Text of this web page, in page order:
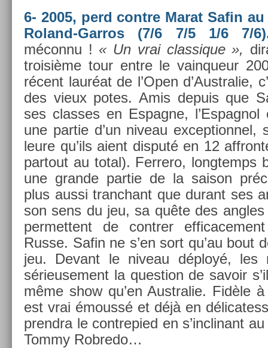
6- 2005, perd con­tre Marat Safin
Roland-Garros (7/6 7/5 1/6 7/
méconnu ! « Un vrai clas­sique »,
troisiè­me tour entre le vain­queur
récent lauréat de l’Open d’Australie,
des vieux potes. Amis de­puis que
ses clas­ses en Es­pagne,
une par­tie d’un niveau
leure qu’ils aient dis­puté en 12
par­tout au total). Fer­rero, longtemps
une gran­de par­tie de la saison
plus aussi tranchant que durant ses
son sens du jeu, sa quête des
per­met­tent de con­tr­er
Russe. Safin ne s’en sort qu’au bout
jeu. De­vant le niveau déployé, les
sérieuse­ment la ques­tion de savoir
même show qu’en Australie. Fidèle
est vrai émoussé et déjà en
pre­ndra le con­trepied en s’inclinant
Tommy Rob­redo…